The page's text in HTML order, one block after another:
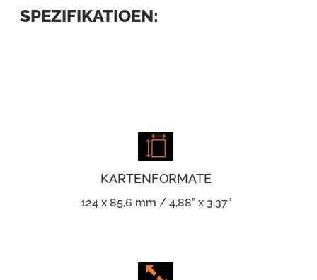
SPEZIFIKATIOEN:
KARTENFORMATE
124 x 85,6 mm / 4,88” x 3,37”